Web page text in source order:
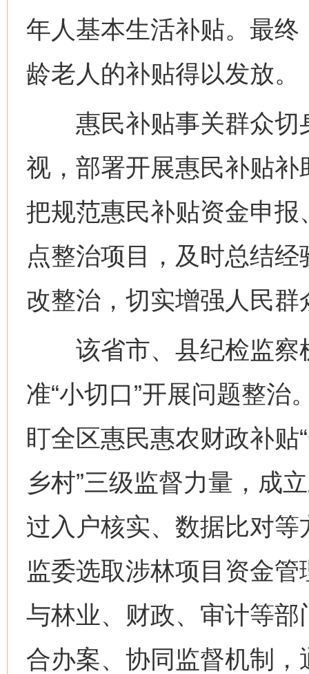
年人基本生活补贴。最
龄老人的补贴得以发放。
惠民补贴事关群众切
视，部署开展惠民补贴
把规范惠民补贴资金申
点整治项目，及时总结
改整治，切实增强人民
该省市、县纪检监察
准“小切口”开展问题整
盯全区惠民惠农财政补贴
乡村”三级监督力量，成
过入户核实、数据比对
监委选取涉林项目资金管
与林业、财政、审计等
合办案、协同监督机制